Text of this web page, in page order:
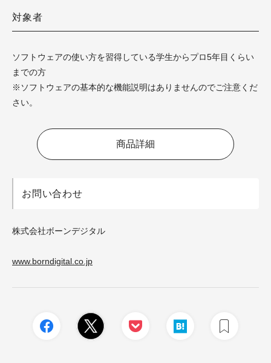
対象者
ソフトウェアの使い方を習得している学生からプロ5年目くらい
までの方
※ソフトウェアの基本的な機能説明はありませんのでご注意くだ
さい。
商品詳細
お問い合わせ
株式会社ボーンデジタル
www.borndigital.co.jp